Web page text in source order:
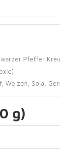
Pfeffer
Weizen, Soja,
g)